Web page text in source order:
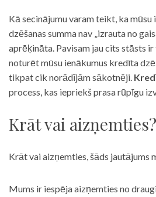
Kā secinājumu varam teikt, ka
dzēšanas summa nav „izrauta no
aprēķināta. Pavisam jau cits stāsts ir
noturēt mūsu ienākumus kredīta
tikpat cik norādījām sākotnēji.
process, kas iepriekš prasa rūpīgu
Krāt vai aizņemties?
Krāt vai aizņemties, šāds jautājums
Mums ir iespēja aizņemties no